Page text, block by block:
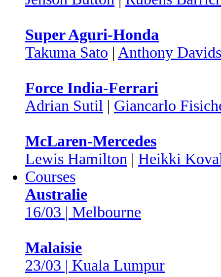
Super Aguri-Honda
Takuma Sato | Anthony
Force India-Ferrari
Adrian Sutil | Giancarlo
McLaren-Mercedes
Lewis Hamilton | Heikki
Courses
Australie
16/03 | Melbourne
Malaisie
23/03 | Kuala Lumpur